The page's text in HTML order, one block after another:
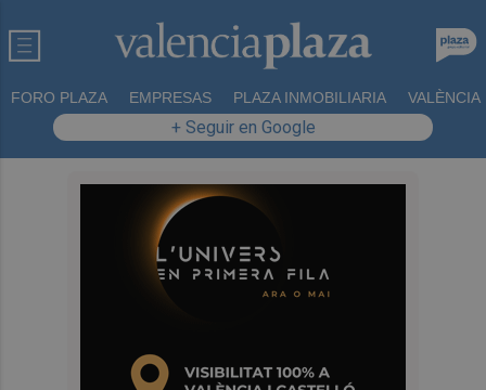
FORO PLAZA EMPRESAS PLAZA INMOBILIARIA VALÈNCIA
+ Seguir en Google